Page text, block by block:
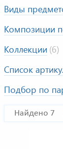
Виды
Композиции
Коллекции (6)
Список
Подбор по
Найдено 7